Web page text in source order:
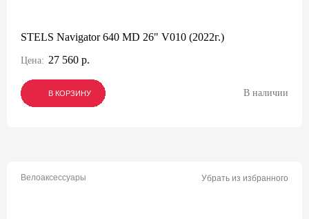
STELS Navigator 640 MD 26" V010 (2022г.)
Цена: 27 560 р.
В КОРЗИНУ
В КОРЗИНУ
В КОРЗИНУ В наличии
Велоаксессуары Убрать из избранного